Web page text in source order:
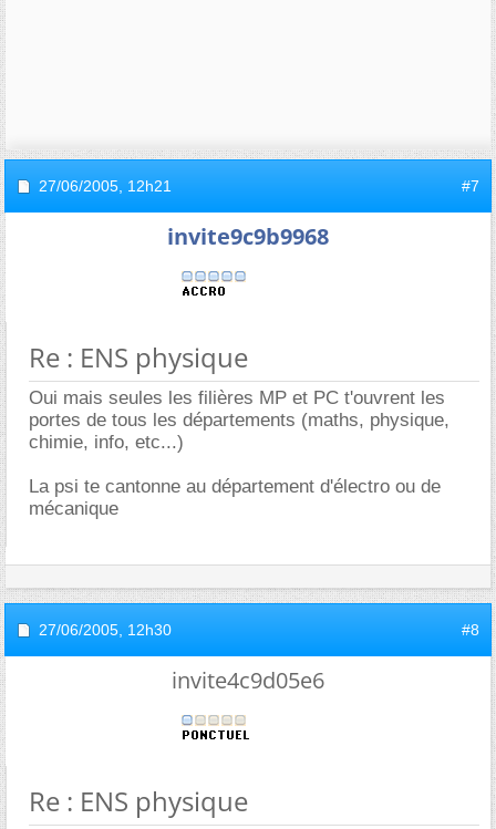
27/06/2005, 12h21 #7
invite9c9b9968
Re : ENS physique
Oui mais seules les filières MP et PC t'ouvrent les
portes de tous les départements (maths, physique,
chimie, info, etc...)
La psi te cantonne au département d'électro ou de
mécanique
27/06/2005, 12h30 #8
invite4c9d05e6
Re : ENS physique